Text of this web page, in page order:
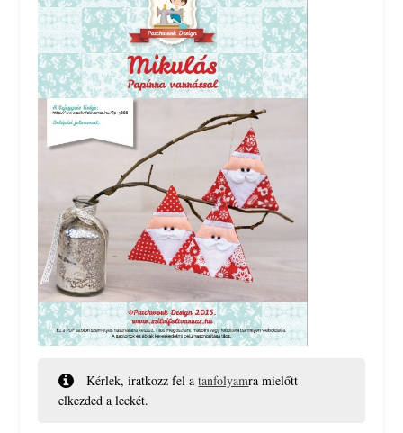
Kérlek, iratkozz fel atanfolyamra mielőtt
elkezded a leckét.